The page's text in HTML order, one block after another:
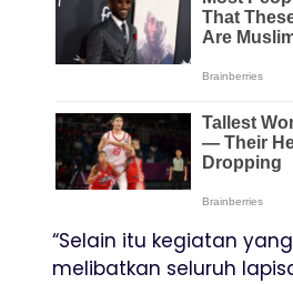
“Selain itu kegiatan
melibatkan seluruh